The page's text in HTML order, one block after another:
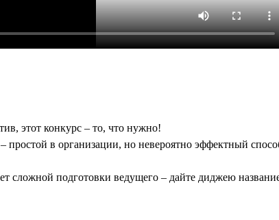
этот конкурс – то, что нужно!
простой в организации, но невероятно эффектный
сложной подготовки ведущего – дайте диджею